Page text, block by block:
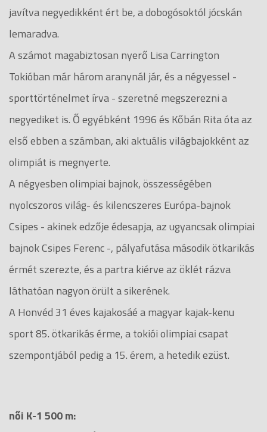
javítva negyedikként ért be, a dobogósoktól jócskán
lemaradva.
A számot magabiztosan nyerő Lisa Carrington
Tokióban már három aranynál jár, és a négyessel -
sporttörténelmet írva - szeretné megszerezni a
negyediket is. Ő egyébként 1996 és Kőbán Rita óta az
első ebben a számban, aki aktuális világbajokként az
olimpiát is megnyerte.
A négyesben olimpiai bajnok, összességében
nyolcszoros világ- és kilencszeres Európa-bajnok
Csipes - akinek edzője édesapja, az ugyancsak olimpiai
bajnok Csipes Ferenc -, pályafutása második ötkarikás
érmét szerezte, és a partra kiérve az öklét rázva
láthatóan nagyon örült a sikerének.
A Honvéd 31 éves kajakosáé a magyar kajak-kenu
sport 85. ötkarikás érme, a tokiói olimpiai csapat
szempontjából pedig a 15. érem, a hetedik ezüst.
női K-1 500 m: